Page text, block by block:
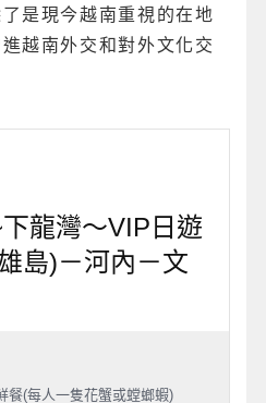
是現今越南重視的在地
越南外交和對外文化交
龍灣～VIP日遊
島)－河內－文
餐(每人一隻花蟹或螳螂蝦)